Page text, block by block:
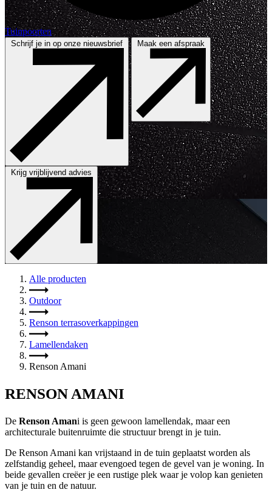
Tuinpoorten
Schrijf je in op onze nieuwsbrief Maak een afspraak
Krijg vrijblijvend advies
Alle producten
Outdoor
Renson terrasoverkappingen
Lamellendaken
Renson Amani
RENSON AMANI
De Renson Amani is geen gewoon lamellendak, maar een
architecturale buitenruimte die structuur brengt in je tuin.
De Renson Amani kan vrijstaand in de tuin geplaatst worden als
zelfstandig geheel, maar evengoed tegen de gevel van je woning. In
beide gevallen creëer je een rustige plek waar je volop kan genieten
van je tuin en de natuur.